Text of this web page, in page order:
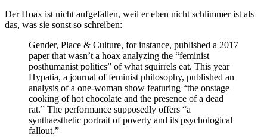
Der Hoax ist nicht aufgefallen, weil er eben nicht schlimmer ist als
das, was sie sonst so schreiben:
Gender, Place & Culture, for instance, published a 2017
paper that wasn’t a hoax analyzing the “feminist
posthumanist politics” of what squirrels eat. This year
Hypatia, a journal of feminist philosophy, published an
analysis of a one-woman show featuring “the onstage
cooking of hot chocolate and the presence of a dead
rat.” The performance supposedly offers “a
synthaesthetic portrait of poverty and its psychological
fallout.”